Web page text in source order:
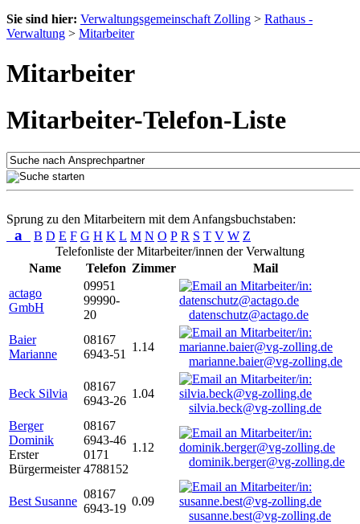
Sie sind hier: Verwaltungsgemeinschaft Zolling > Rathaus -
Verwaltung > Mitarbeiter
Mitarbeiter
Mitarbeiter-Telefon-Liste
Sprung zu den Mitarbeitern mit dem Anfangsbuchstaben:
a B D E F G H K L M N O P R S T V W Z
Telefonliste der Mitarbeiter/innen der Verwaltung
Name
Telefon Zimmer
Mail
actago
GmbH
09951
99990-
20
datenschutz@actago.de
Baier
Marianne
08167
6943-51
1.14
marianne.baier@vg-zolling.de
Beck Silvia
08167
6943-26
1.04
silvia.beck@vg-zolling.de
Berger
Dominik
Erster
Bürgermeister
08167
6943-46
0171
4788152
1.12
dominik.berger@vg-zolling.de
Best Susanne
08167
6943-19
0.09
susanne.best@vg-zolling.de